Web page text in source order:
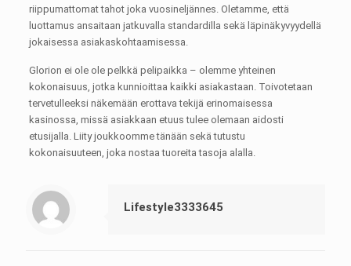
riippumattomat tahot joka vuosineljännes. Oletamme, että
luottamus ansaitaan jatkuvalla standardilla sekä läpinäkyvyydellä
jokaisessa asiakaskohtaamisessa.
Glorion ei ole ole pelkkä pelipaikka – olemme yhteinen
kokonaisuus, jotka kunnioittaa kaikki asiakastaan. Toivotetaan
tervetulleeksi näkemään erottava tekijä erinomaisessa
kasinossa, missä asiakkaan etuus tulee olemaan aidosti
etusijalla. Liity joukkoomme tänään sekä tutustu
kokonaisuuteen, joka nostaa tuoreita tasoja alalla.
Lifestyle3333645